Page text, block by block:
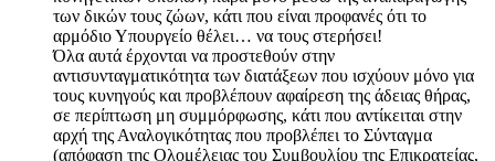
των δικών τους ζώων, κάτι που είναι προφανές ότι το
αρμόδιο Υπουργείο θέλει… να τους στερήσει!
Όλα αυτά έρχονται να προστεθούν στην
αντισυνταγματικότητα των διατάξεων που ισχύουν μόνο για
τους κυνηγούς και προβλέπουν αφαίρεση της άδειας θήρας,
σε περίπτωση μη συμμόρφωσης, κάτι που αντίκειται στην
αρχή της Αναλογικότητας που προβλέπει το Σύνταγμα
(απόφαση της Ολομέλειας του Συμβουλίου της Επικρατείας,